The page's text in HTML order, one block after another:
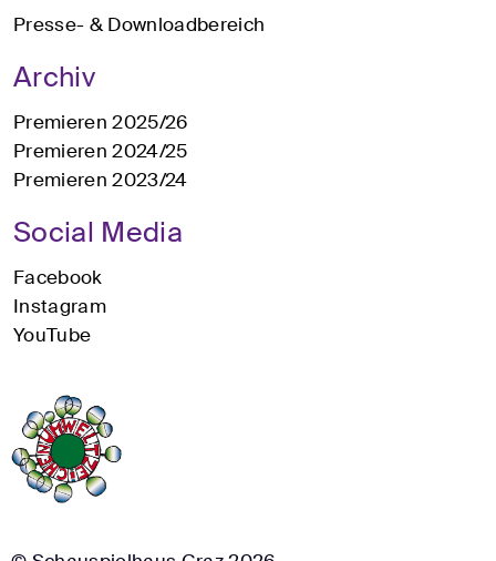
Presse- & Downloadbereich
Archiv
Premieren 2025/26
Premieren 2024/25
Premieren 2023/24
Social Media
Facebook
Instagram
YouTube